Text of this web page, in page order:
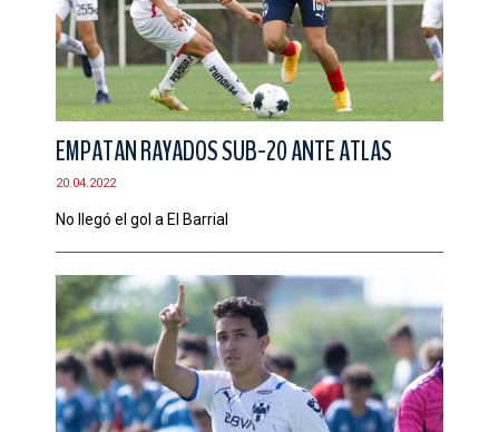
EMPATAN RAYADOS SUB-20 ANTE ATLAS
20.04.2022
No llegó el gol a El Barrial